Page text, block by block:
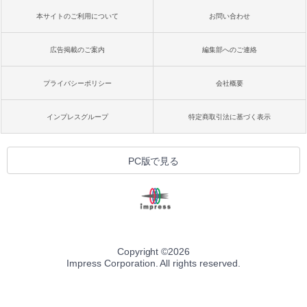
本サイトのご利用について お問い合わせ
広告掲載のご案内 編集部へのご連絡
プライバシーポリシー 会社概要
インプレスグループ 特定商取引法に基づく表示
PC版で見る
Copyright ©2026
Impress Corporation. All rights reserved.